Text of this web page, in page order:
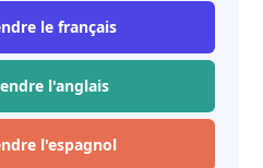
le français
l'anglais
l'espagnol